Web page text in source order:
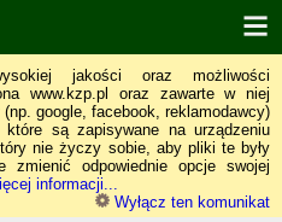
jakości oraz możliwości
www.kzp.pl oraz zawarte w niej
google, facebook, reklamodawcy)
które są zapisywane na urządzeniu
nie życzy sobie, aby pliki te były
zmienić odpowiednie opcje swojej
informacji...
Wyłącz ten komunikat